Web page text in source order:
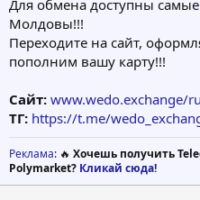
Для обмена доступны
Молдовы!!!
Переходите на сайт,
пополним вашу карту!!!
Сайт: www.wedo.exchange/ru
ТГ: https://t.me/
Реклама: 🔥 Хочешь получить
Polymarket? Кликай сюда!